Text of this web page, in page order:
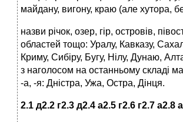
майдану, вигону, краю (але хутора,
назви річок, озер, гір, островів,
областей тощо: Уралу, Кавказу,
Криму, Сибіру, Бугу, Нілу, Дунаю,
з наголосом на останньому складі
-а, -я: Дністра, Ужа, Остра, Дінця.
2.1 д2.2 г2.3 д2.4 а2.5 г2.6 г2.7 а2.8